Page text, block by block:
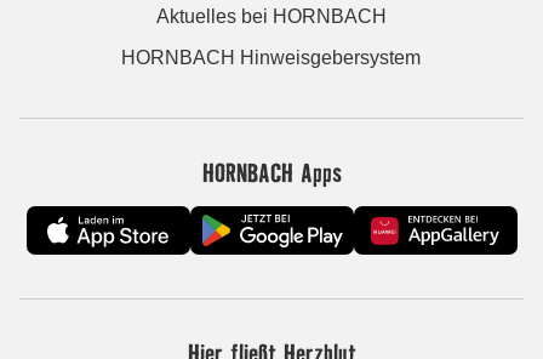
Aktuelles bei HORNBACH
HORNBACH Hinweisgebersystem
HORNBACH Apps